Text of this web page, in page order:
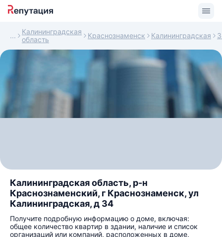
Калининградская
область
Краснознаменск Калининградская
Калининградская область, р-н
Краснознаменский, г Краснознаменск, ул
Калининградская, д 34
Получите подробную информацию о доме, включая:
общее количество квартир в здании, наличие и список
организаций или компаний, расположенных в доме,